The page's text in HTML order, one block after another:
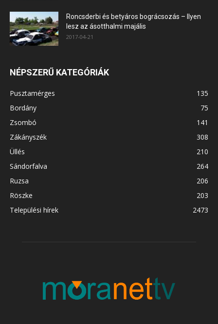
Roncsderbi és betyáros bográcsozás – Ilyen
lesz az ásotthalmi majális
2017-04-21
NÉPSZERŰ KATEGÓRIÁK
Pusztamérges
135
Bordány
75
Zsombó
141
Zákányszék
308
Üllés
210
Sándorfalva
264
Ruzsa
206
Röszke
203
Települési hírek
2473